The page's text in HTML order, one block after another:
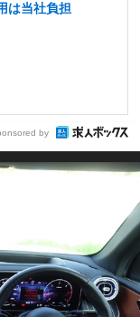
は当社負担
by